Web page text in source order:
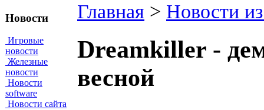
Новости
Игровые
новости
Железные
новости
Новости
software
Новости сайта
Главная > Новости
Dreamkiller -
весной